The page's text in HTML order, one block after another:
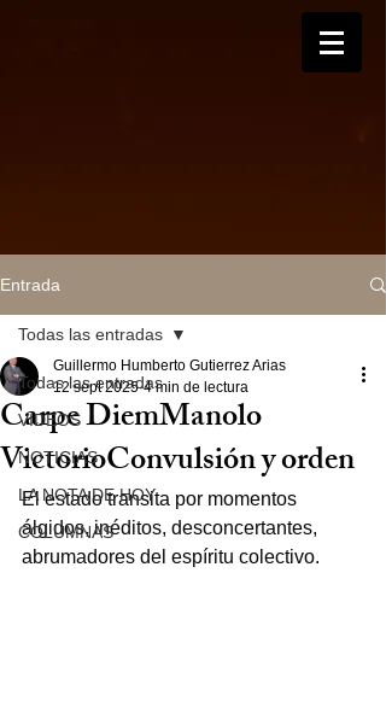
Entrada
Todas las entradas
VIDEOS
NOTICIAS
LA NOTA DE HOY
COLUMNAS
Todas las entradas
Carpe DiemManolo
VictorioConvulsión y orden
Guillermo Humberto Gutierrez Arias
12 sept 2025 4 min de lectura
El estado transita por momentos
álgidos, inéditos, desconcertantes,
abrumadores del espíritu colectivo.